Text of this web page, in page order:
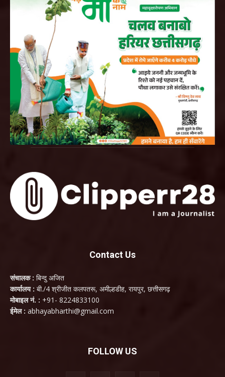
Contact Us
संचालक : बिन्दु अजित
कार्यालय : बी./4 श्रीजीत कलपतरू, अमील्हडीह, रायपुर, छत्तीसगढ़
मोबाइल नं. : +91- 8224833100
ईमेल : abhayabharthi@gmail.com
FOLLOW US